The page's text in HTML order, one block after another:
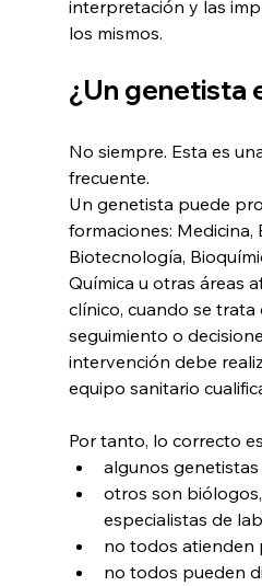
interpretación y las
los mismos.
¿Un genetista
No siempre. Esta es
frecuente.
Un genetista puede
formaciones: Medicina,
Biotecnología,
Química u otras áreas
clínico, cuando se trata
seguimiento o
intervención debe
equipo sanitario
Por tanto, lo correcto
algunos genetistas
otros son
especialistas de
no todos atienden
no todos pueden